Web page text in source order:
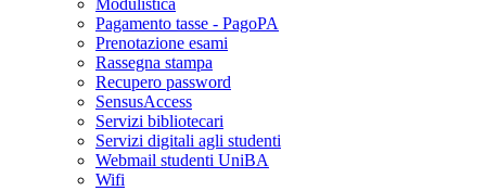
Modulistica
Pagamento tasse - PagoPA
Prenotazione esami
Rassegna stampa
Recupero password
SensusAccess
Servizi bibliotecari
Servizi digitali agli studenti
Webmail studenti UniBA
Wifi